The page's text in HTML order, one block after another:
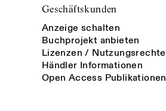
Geschäftskunden
Anzeige schalten
Buchprojekt anbieten
Lizenzen / Nutzungsrechte
Händler Informationen
Open Access Publikationen